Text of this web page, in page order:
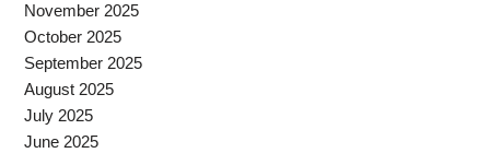
November 2025
October 2025
September 2025
August 2025
July 2025
June 2025